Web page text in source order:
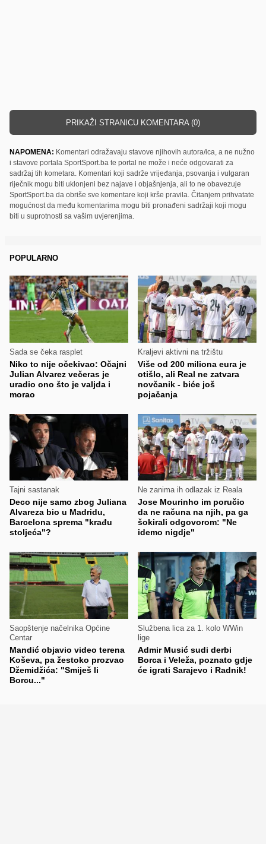
PRIKAŽI STRANICU KOMENTARA (0)
NAPOMENA: Komentari odražavaju stavove njihovih autora/ica, a ne nužno
i stavove portala SportSport.ba te portal ne može i neće odgovarati za
sadržaj tih kometara. Komentari koji sadrže vrijeđanja, psovanja i vulgaran
riječnik mogu biti uklonjeni bez najave i objašnjenja, ali to ne obavezuje
SportSport.ba da obriše sve komentare koji krše pravila. Čitanjem prihvatate
mogućnost da među komentarima mogu biti pronađeni sadržaji koji mogu
biti u suprotnosti sa vašim uvjerenjima.
POPULARNO
Sada se čeka rasplet
Niko to nije očekivao: Očajni
Julian Alvarez večeras je
uradio ono što je valjda i
morao
Kraljevi aktivni na tržištu
Više od 200 miliona eura je
otišlo, ali Real ne zatvara
novčanik - biće još
pojačanja
Tajni sastanak
Deco nije samo zbog Juliana
Alvareza bio u Madridu,
Barcelona sprema "krađu
stoljeća"?
Ne zanima ih odlazak iz Reala
Jose Mourinho im poručio
da ne računa na njih, pa ga
šokirali odgovorom: "Ne
idemo nigdje"
Saopštenje načelnika Općine
Centar
Mandić objavio video terena
Koševa, pa žestoko prozvao
Džemidžića: "Smiješ li
Borcu..."
Službena lica za 1. kolo WWin
lige
Admir Musić sudi derbi
Borca i Veleža, poznato gdje
će igrati Sarajevo i Radnik!